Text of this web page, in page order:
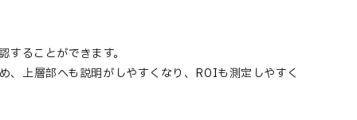
ることができます。
、上層部へも説明がしやすくなり、ROIも測定しやすく